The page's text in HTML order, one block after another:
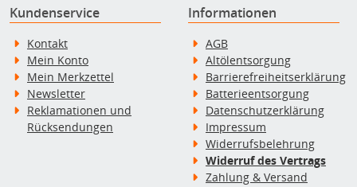
Kundenservice
Kontakt
Mein Konto
Mein Merkzettel
Newsletter
Reklamationen und
Rücksendungen
Informationen
AGB
Altölentsorgung
Barrierefreiheitserklärung
Batterieentsorgung
Datenschutzerklärung
Impressum
Widerrufsbelehrung
Widerruf des Vertrags
Zahlung & Versand